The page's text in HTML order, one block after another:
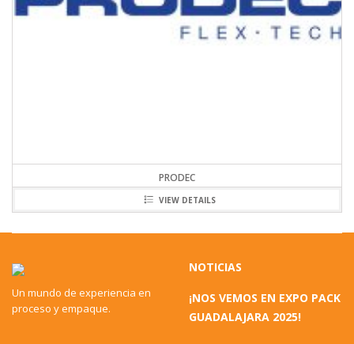
PRODEC
VIEW DETAILS
Un mundo de experiencia en
proceso y empaque.
NOTICIAS
¡NOS VEMOS EN EXPO PACK
GUADALAJARA 2025!